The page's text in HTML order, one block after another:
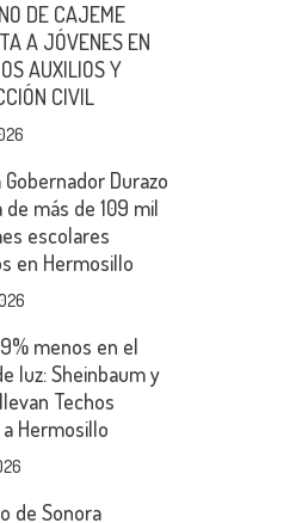
DE CAJEME
A JÓVENES EN
AUXILIOS Y
CIVIL
Durazo
más de 109 mil
escolares
en Hermosillo
menos en el
luz: Sheinbaum y
Techos
Hermosillo
de Sonora